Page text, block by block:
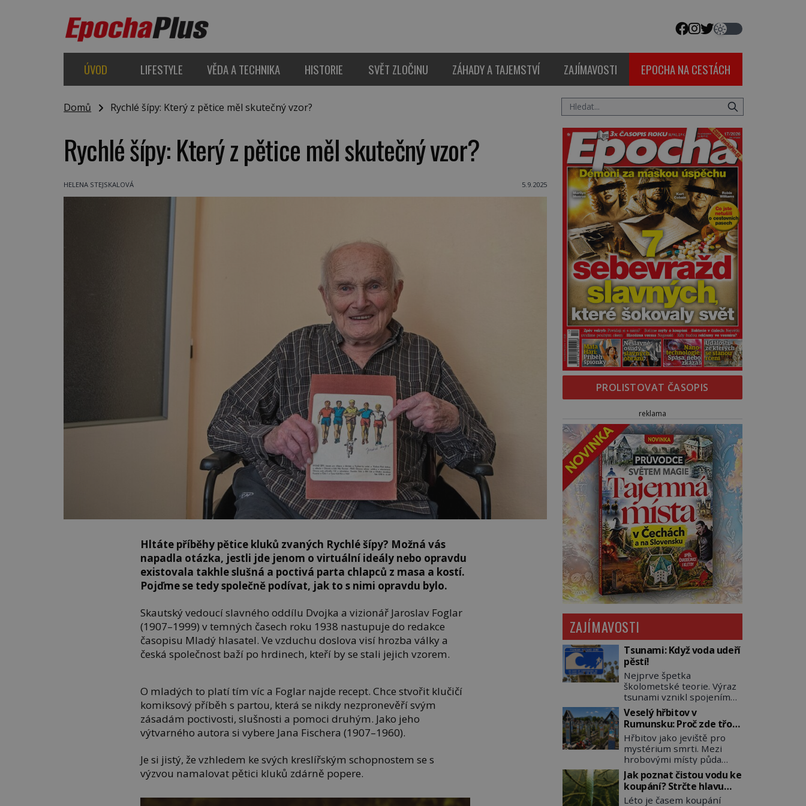
ÚVOD LIFESTYLE VĚDA A TECHNIKA HISTORIE SVĚT ZLOČINU ZÁHADY A TAJEMSTVÍ ZAJÍMAVOSTI EPOCHA NA CESTÁCH
Domů Rychlé šípy: Který z pětice měl skutečný vzor?
Rychlé šípy: Který z pětice měl skutečný vzor?
HELENA STEJSKALOVÁ 5.9.2025
Hltáte příběhy pětice kluků zvaných Rychlé šípy? Možná vás
napadla otázka, jestli jde jenom o virtuální ideály nebo opravdu
existovala takhle slušná a poctivá parta chlapců z masa a kostí.
Pojďme se tedy společně podívat, jak to s nimi opravdu bylo.
Skautský vedoucí slavného oddílu Dvojka a vizionář Jaroslav Foglar
(1907–1999) v temných časech roku 1938 nastupuje do redakce
časopisu Mladý hlasatel. Ve vzduchu doslova visí hrozba války a
česká společnost baží po hrdinech, kteří by se stali jejich vzorem.
O mladých to platí tím víc a Foglar najde recept. Chce stvořit klučičí
komiksový příběh s partou, která se nikdy nezpronevěří svým
zásadám poctivosti, slušnosti a pomoci druhým. Jako jeho
výtvarného autora si vybere Jana Fischera (1907–1960).
Je si jistý, že vzhledem ke svých kreslířským schopnostem se s
výzvou namalovat pětici kluků zdárně popere.
PROLISTOVAT ČASOPIS
reklama
ZAJÍMAVOSTI
Tsunami: Když voda udeří
pěstí!
Nejprve špetka
školometské teorie. Výraz
tsunami vznikl spojením
japonských slov tsu
(přístav) a nami (vlna).
Jedná se o dlouhou vlnu,
která je na volném moři
takřka nepostřehnutelná.
Ačkoli je vlnová délka
tsunami i 300 kilometrů,
výška vlny na volném moři
je maximálně 1,5 metru.
Veselý hřbitov v
Rumunsku: Proč zde třou
pohřební plačky bídu s
nouzí?
Hřbitov jako jeviště pro
mystérium smrti. Mezi
hrobovými místy půda
promáčená slzami, smutek
a vědomí konečnosti lidské
existence. Jsou ale výjimky,
kde pohřební plačky
Jak poznat čistou vodu ke
koupání? Strčte hlavu
pod hladinu!
Léto je časem koupání